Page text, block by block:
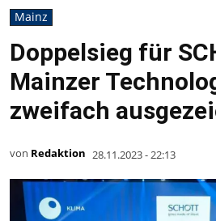
Mainz
Doppelsieg für
Mainzer
zweifach
von Redaktion 28.11.2023 - 22:13